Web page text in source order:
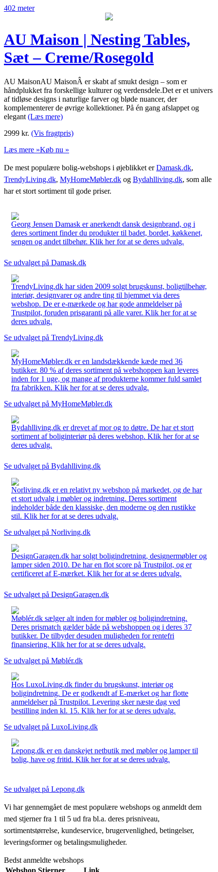
402 meter
AU Maison | Nesting Tables,
Sæt – Creme/Rosegold
AU MaisonAU MaisonÂ er skabt af smukt design – som er
håndplukket fra forskellige kulturer og verdensdele.Det er et univers
af tidløse designs i naturlige farver og bløde nuancer, der
komplementerer de øvrige kollektioner. På én gang afslappet og
elegant (Læs mere)
2999 kr. (Vis fragtpris)
Læs mere »Køb nu »
De mest populære bolig-webshops i øjeblikket erDamask.dk,
TrendyLiving.dk, MyHomeMøbler.dk og Bydahlliving.dk, som alle
har et stort sortiment til gode priser.
Georg Jensen Damask er anerkendt dansk designbrand, og i
deres sortiment finder du produkter til badet, bordet, køkkenet,
sengen og andet tilbehør. Klik her for at se deres udvalg.
Se udvalget på Damask.dk
TrendyLiving.dk har siden 2009 solgt brugskunst, boligtilbehør,
interiør, designvarer og andre ting til hjemmet via deres
webshop. De er e-mærkede og har gode anmeldelser på
Trustpilot, foruden prisgaranti på alle varer. Klik her for at se
deres udvalg.
Se udvalget på TrendyLiving.dk
MyHomeMøbler.dk er en landsdækkende kæde med 36
butikker. 80 % af deres sortiment på webshoppen kan leveres
inden for 1 uge, og mange af produkterne kommer fuld samlet
fra fabrikken. Klik her for at se deres udvalg.
Se udvalget på MyHomeMøbler.dk
Bydahlliving.dk er drevet af mor og to døtre. De har et stort
sortiment af boliginteriør på deres webshop. Klik her for at se
deres udvalg.
Se udvalget på Bydahlliving.dk
Norliving.dk er en relativt ny webshop på markedet, og de har
et stort udvalg i møbler og indretning. Deres sortiment
indeholder både den klassiske, den moderne og den rustikke
stil. Klik her for at se deres udvalg.
Se udvalget på Norliving.dk
DesignGaragen.dk har solgt boligindretning, designermøbler og
lamper siden 2010. De har en flot score på Trustpilot, og er
certificeret af E-mærket. Klik her for at se deres udvalg.
Se udvalget på DesignGaragen.dk
Møblér.dk sælger alt inden for møbler og boligindretning.
Deres prismatch gælder både på webshoppen og i deres 37
butikker. De tilbyder desuden muligheden for rentefri
finansiering. Klik her for at se deres udvalg.
Se udvalget på Møblér.dk
Hos LuxoLiving.dk finder du brugskunst, interiør og
boligindretning. De er godkendt af E-mærket og har flotte
anmeldelser på Trustpilot. Levering sker næste dag ved
bestilling inden kl. 15. Klik her for at se deres udvalg.
Se udvalget på LuxoLiving.dk
Lepong.dk er en danskejet netbutik med møbler og lamper til
bolig, have og fritid. Klik her for at se deres udvalg.
Se udvalget på Lepong.dk
Vi har gennemgået de mest populære webshops og anmeldt dem
med stjerner fra 1 til 5 ud fra bl.a. deres prisniveau,
sortimentstørrelse, kundeservice, brugervenlighed, betingelser,
leveringsformer og betalingsmuligheder.
Bedst anmeldte webshops
Webshop Stjerner Link